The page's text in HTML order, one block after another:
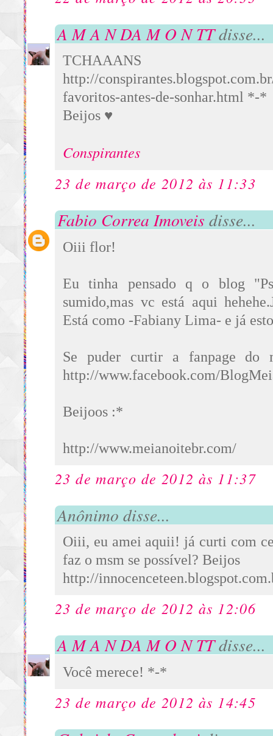
A M A N DA M O N TTdisse...
http://
favoritos-antes-de-sonhar.html *-*
Beijos ♥
Conspirantes
23 de março de 2012 às 11:33
Fabio Correa Imoveis disse...
Oiii flor!
Eu tinha pensado q o blog
sumido,mas vc está aqui
Está como -Fabiany Lima- e já
Se puder curtir a fanpage do
http://www.facebook.com/
Beijoos :*
http://www.meianoitebr.com/
23 de março de 2012 às 11:37
Anônimo disse...
Oiii, eu amei aquii! já curti com
faz o msm se possível? Beijos
http://
23 de março de 2012 às 12:06
A M A N DA M O N TTdisse...
Você merece! *-*
23 de março de 2012 às 14:45